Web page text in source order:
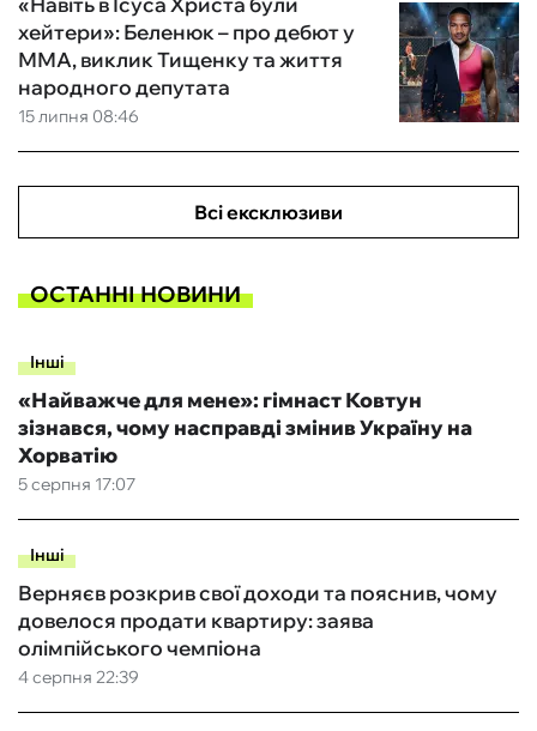
15 липня 08:46
хейтери»: Беленюк – про дебют у
ММА, виклик Тищенку та життя
народного депутата
Всі ексклюзиви
ОСТАННІ НОВИНИ
Інші
5 серпня 17:07
«Найважче для мене»: гімнаст Ковтун
зізнався, чому насправді змінив Україну на
Хорватію
Інші
4 серпня 22:39
Верняєв розкрив свої доходи та пояснив, чому
довелося продати квартиру: заява
олімпійського чемпіона